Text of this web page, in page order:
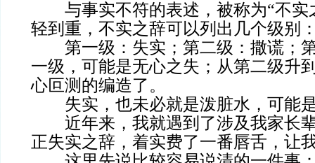
与事实不符的表述，被称为“不实
轻到重，不实之辞可以列出几个级别
第一级：失实；第二级：撒谎；
一级，可能是无心之失；从第二级升
心叵测的编造了。
失实，也未必就是泼脏水，可能
近年来，我就遇到了涉及我家长
正失实之辞，着实费了一番唇舌，让